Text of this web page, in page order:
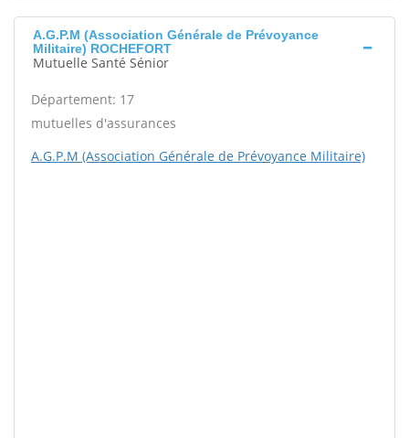
A.G.P.M (Association Générale de Prévoyance
Militaire) ROCHEFORT
Mutuelle Santé Sénior
Département: 17
mutuelles d'assurances
A.G.P.M (Association Générale de Prévoyance Militaire)